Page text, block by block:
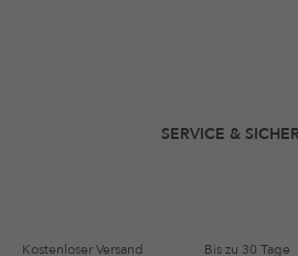
SERVICE &
Kostenloser Versand
Bis zu 30 Tage